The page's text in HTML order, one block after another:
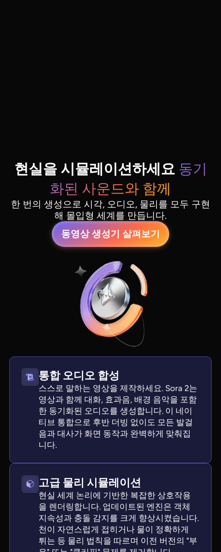
현실을 시뮬레이션하세요 동기
화된 사운드와 함께
한 번의 생성으로 시각, 오디오, 물리를 모두 구현
해 몰입형 세계를 만듭니다.
동영상 생성기 살펴보기
통합 오디오 합성
스스로 말하는 영상을 제작하세요. Sora 2는
영상과 함께 대화, 효과음, 배경 음악을 포함
한 동기화된 오디오를 생성합니다. 이 네이
티브 통합으로 후반 더빙 없이도 모든 발걸
음과 대사가 화면 동작과 완벽하게 맞춰집
니다.
고급 물리 시뮬레이션
현실 세계 논리에 기반한 복잡한 상호작용
을 렌더링합니다. 업데이트된 엔진은 객체
지속성과 충돌 감지를 크게 향상시켰습니다.
천이 자연스럽게 접히거나 물이 정확하게
튀는 등 물리 법칙을 따르며 이전 버전의 "부